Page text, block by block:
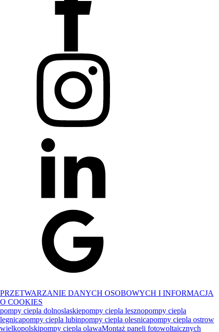
PRZETWARZANIE DANYCH OSOBOWYCH I INFORMACJA
O COOKIES
pompy ciepla dolnoslaskiepompy ciepla lesznopompy ciepla
legnicapompy ciepla lubinpompy ciepla olesnicapompy ciepla ostrow
wielkopolskipompy ciepla olawaMontaż paneli fotowoltaicznych